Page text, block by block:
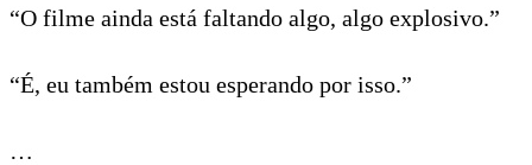
“O filme ainda está faltando algo, algo explosivo.”
“É, eu também estou esperando por isso.”
…